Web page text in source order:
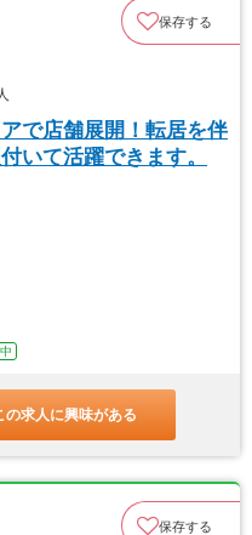
保存する
で店舗展開！転居を伴
いて活躍できます。
の求人に興味がある
保存する